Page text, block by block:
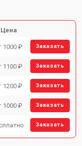
Цена
1000 ₽ Заказать
1100 ₽ Заказать
1200 ₽ Заказать
1000 ₽ Заказать
Заказать